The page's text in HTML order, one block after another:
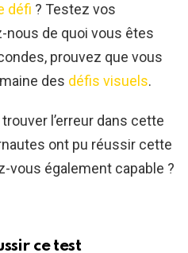
défi ? Testez vos
de quoi vous êtes
prouvez que vous
des défis visuels.
l’erreur dans cette
ont pu réussir cette
vous également capable ?
ce test